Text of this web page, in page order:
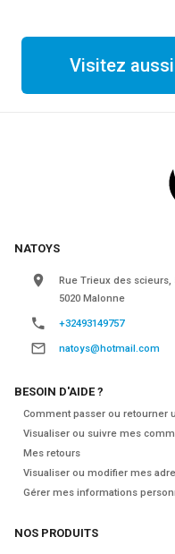
Visitez
NATOYS
Rue Trieux des scieurs,
5020 Malonne
+32493149757
natoys@hotmail.com
BESOIN D'AIDE ?
Comment passer ou retourner
Visualiser ou suivre mes
Mes retours
Visualiser ou modifier mes
Gérer mes informations
NOS PRODUITS